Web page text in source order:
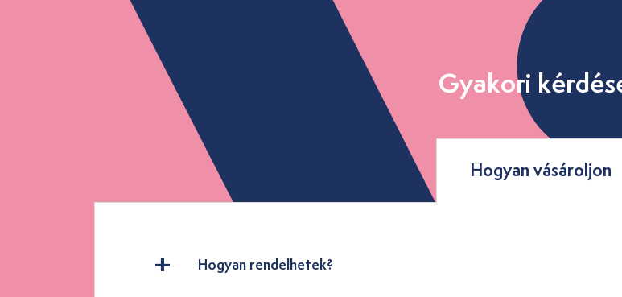
Gyakori
Hogyan vásároljon
Hogyan rendelhetek?